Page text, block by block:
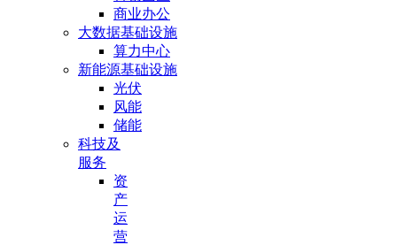
商业办公
大数据基础设施
算力中心
新能源基础设施
光伏
风能
储能
科技及
服务
资
产
运
营